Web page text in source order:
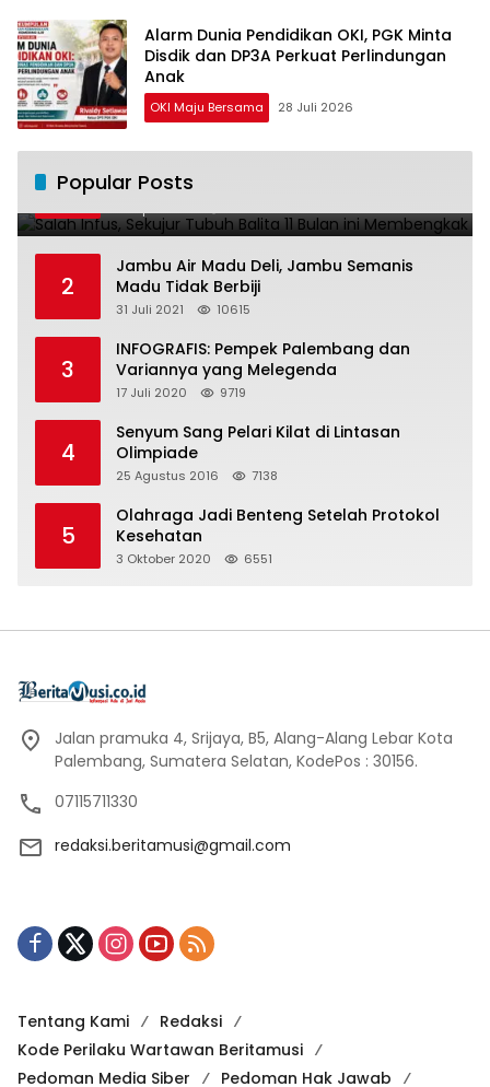
Alarm Dunia Pendidikan OKI, PGK Minta
Disdik dan DP3A Perkuat Perlindungan
Anak
OKI Maju Bersama 28 Juli 2026
Popular Posts
1
ini Membengkak
2
Jambu Air Madu Deli, Jambu Semanis
Madu Tidak Berbiji
31 Juli 2021 10615
3
INFOGRAFIS: Pempek Palembang dan
Variannya yang Melegenda
17 Juli 2020 9719
4
Senyum Sang Pelari Kilat di Lintasan
Olimpiade
25 Agustus 2016 7138
5
Olahraga Jadi Benteng Setelah Protokol
Kesehatan
3 Oktober 2020 6551
Jalan pramuka 4, Srijaya, B5, Alang-Alang Lebar Kota
Palembang, Sumatera Selatan, KodePos : 30156.
07115711330
redaksi.beritamusi@gmail.com
Tentang Kami
Redaksi
Kode Perilaku Wartawan Beritamusi
Pedoman Media Siber
Pedoman Hak Jawab